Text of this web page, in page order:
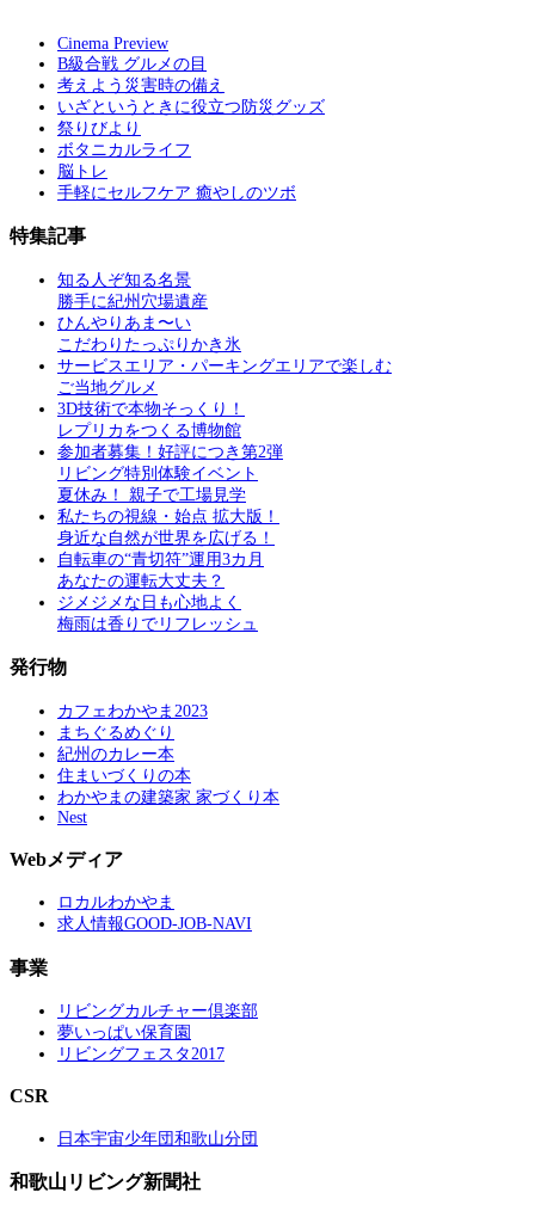
Cinema Preview
B級合戦 グルメの目
考えよう災害時の備え
いざというときに役立つ防災グッズ
祭りびより
ボタニカルライフ
脳トレ
手軽にセルフケア 癒やしのツボ
特集記事
知る人ぞ知る名景
勝手に紀州穴場遺産
ひんやりあま〜い
こだわりたっぷりかき氷
サービスエリア・パーキングエリアで楽しむ
ご当地グルメ
3D技術で本物そっくり！
レプリカをつくる博物館
参加者募集！好評につき第2弾
リビング特別体験イベント
夏休み！ 親子で工場見学
私たちの視線・始点 拡大版！
身近な自然が世界を広げる！
自転車の“青切符”運用3カ月
あなたの運転大丈夫？
ジメジメな日も心地よく
梅雨は香りでリフレッシュ
発行物
カフェわかやま2023
まちぐるめぐり
紀州のカレー本
住まいづくりの本
わかやまの建築家 家づくり本
Nest
Webメディア
ロカルわかやま
求人情報GOOD-JOB-NAVI
事業
リビングカルチャー倶楽部
夢いっぱい保育園
リビングフェスタ2017
CSR
日本宇宙少年団和歌山分団
和歌山リビング新聞社